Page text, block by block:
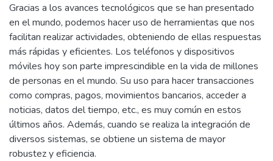
Gracias a los avances tecnológicos que se han presentado
en el mundo, podemos hacer uso de herramientas que nos
facilitan realizar actividades, obteniendo de ellas respuestas
más rápidas y eficientes. Los teléfonos y dispositivos
móviles hoy son parte imprescindible en la vida de millones
de personas en el mundo. Su uso para hacer transacciones
como compras, pagos, movimientos bancarios, acceder a
noticias, datos del tiempo, etc., es muy común en estos
últimos años. Además, cuando se realiza la integración de
diversos sistemas, se obtiene un sistema de mayor
robustez y eficiencia.